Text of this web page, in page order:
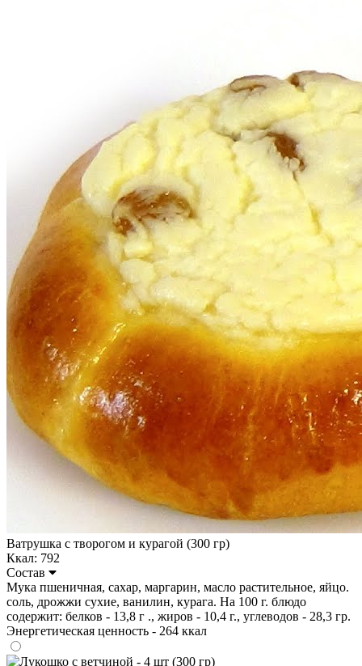
Ватрушка с творогом и курагой (300 гр)
Ккал: 792
Состав
Мука пшеничная, сахар, маргарин, масло растительное, яйцо.
соль, дрожжи сухие, ванилин, курага. На 100 г. блюдо
содержит: белков - 13,8 г ., жиров - 10,4 г., углеводов - 28,3 гр.
Энергетическая ценность - 264 ккал